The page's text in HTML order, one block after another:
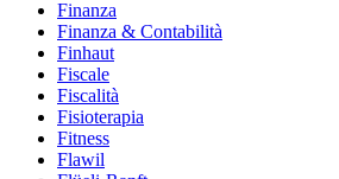
Finanza
Finanza & Contabilità
Finhaut
Fiscale
Fiscalità
Fisioterapia
Fitness
Flawil